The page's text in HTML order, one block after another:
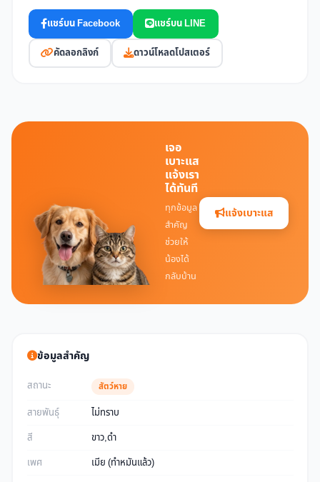
แชร์บน Facebook แชร์บน LINE
คัดลอกลิงก์ ดาวน์โหลดโปสเตอร์
เจอ
เบาะแส
แจ้งเรา
ได้ทันที
ทุกข้อมูล
สำคัญ
ช่วยให้
น้องได้
กลับบ้าน
แจ้งเบาะแส
ข้อมูลสำคัญ
สถานะ สัตว์หาย
สายพันธุ์
ไม่ทราบ
สี
ขาว,ดำ
เพศ
เมีย (ทำหมันแล้ว)